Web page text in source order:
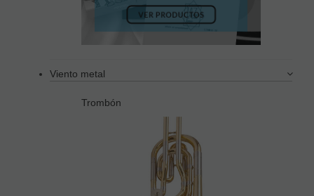
Viento metal
Trombón